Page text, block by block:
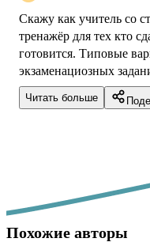
Скажу как учитель со
тренажёр для тех кто
готовится. Типовые
экзаменациозных
попрактиковаться и
задания ...
Читать больше
Похожие авторы